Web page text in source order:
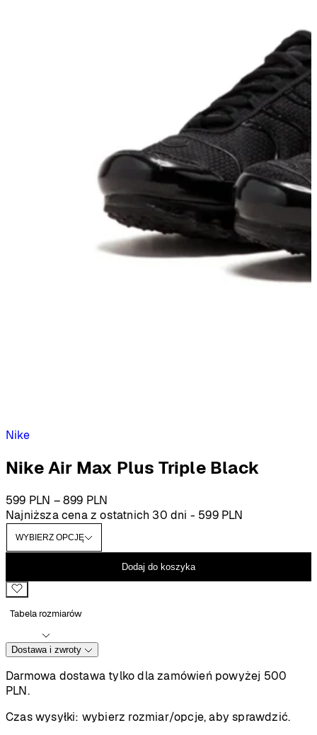
Nike
Nike Air Max Plus Triple Black
599 PLN – 899 PLN
cen:
899 PLN
Najniższa cena z ostatnich 30 dni - 599 PLN
Dodaj do koszyka
Tabela rozmiarów
Dostawa i zwroty
Darmowa dostawa tylko dla zamówień powyżej 500
PLN.
Czas wysyłki: wybierz rozmiar/opcje, aby sprawdzić.